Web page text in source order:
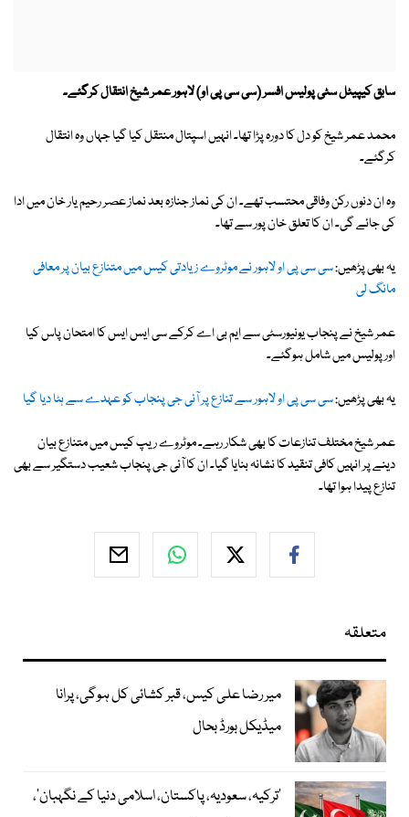
سابق کیپیٹل سٹی پولیس افسر (سی سی پی او) لاہور عمر شیخ انتقال کرگئے۔
محمد عمر شیخ کو دل کا دورہ پڑا تھا۔ انہیں اسپتال منتقل کیا گیا جہاں وہ انتقال
کرگئے۔
وہ ان دنوں رکن وفاقی محتسب تھے۔ ان کی نماز جنازہ بعد نماز عصر رحیم یار خان میں ادا
کی جائے گی۔ ان کا تعلق خان پور سے تھا۔
یہ بھی پڑھیں:سی سی پی او لاہور نے موٹروے زیادتی کیس میں متنازع بیان پر معافی
مانگ لی
عمر شیخ نے پنجاب یونیورسٹی سے ایم بی اے کرکے سی ایس ایس کا امتحان پاس کیا
اور پولیس میں شامل ہوگئے۔
یہ بھی پڑھیں:سی سی پی او لاہور سے تنازع پر آئی جی پنجاب کو عہدے سے ہٹا دیا گیا
عمر شیخ مختلف تنازعات کا بھی شکار رہے۔ موٹروے ریپ کیس میں متنازع بیان
دینے پر انہیں کافی تنقید کا نشانہ بنایا گیا۔ ان کا آئی جی پنجاب شعیب دستگیر سے بھی
تنازع پیدا ہوا تھا۔
متعلقہ
میر رضا علی کیس، قبر کشائی کل ہوگی، پرانا
میڈیکل بورڈ بحال
‘ترکیہ، سعودیہ، پاکستان، اسلامی دنیا کے نگہبان’،